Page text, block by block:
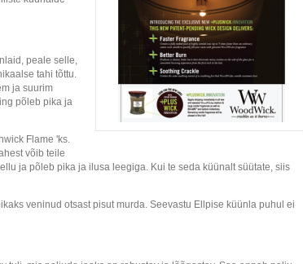
peale selle,
tahi tõttu.
ja suurim
põleb pika ja
Flame 'ks.
võib teile
ja põleb pika ja ilusa leegiga. Kui te seda küünalt süütate, siis
veninud otsast pisut murda. Seevastu Ellpise küünla puhul ei